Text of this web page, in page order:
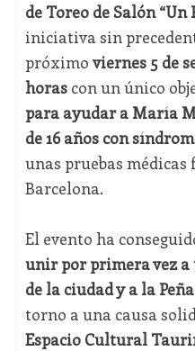
de Toreo de Salón
iniciativa sin
próximo viernes 5 de
horascon un único
para ayudar a María
de 16 años con
unas pruebas
Barcelona.
El evento ha
unir por primera vez a
de la ciudad y a la
torno a una causa
Espacio Cultural